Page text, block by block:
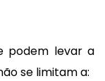
podem levar a
se limitam a: